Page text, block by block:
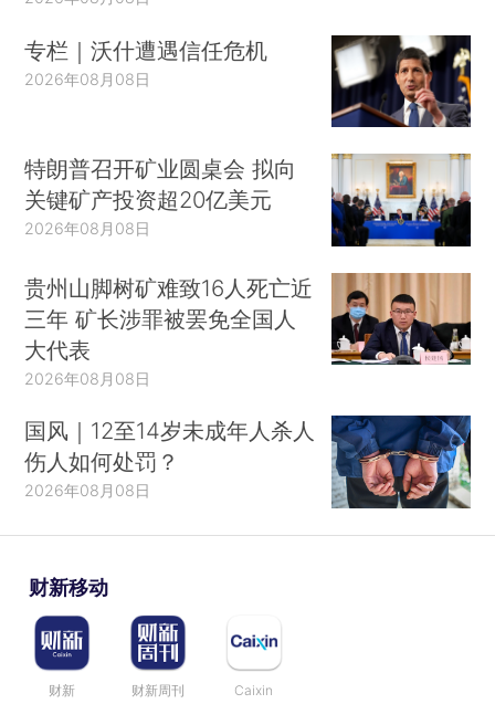
专栏｜沃什遭遇信任危机
2026年08月08日
特朗普召开矿业圆桌会 拟向
关键矿产投资超20亿美元
2026年08月08日
贵州山脚树矿难致16人死亡近
三年 矿长涉罪被罢免全国人
大代表
2026年08月08日
国风｜12至14岁未成年人杀人
伤人如何处罚？
2026年08月08日
财新移动
财新 财新周刊 Caixin